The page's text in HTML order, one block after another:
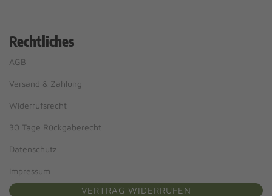
Rechtliches
AGB
Versand & Zahlung
Widerrufsrecht
30 Tage Rückgaberecht
Datenschutz
Impressum
VERTRAG WIDERRUFEN